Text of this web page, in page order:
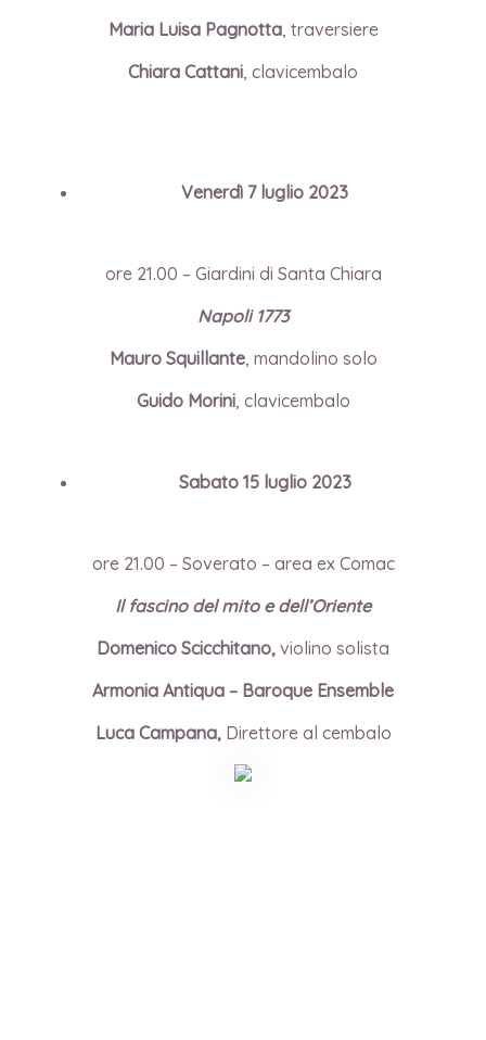
Maria Luisa Pagnotta, traversiere
Chiara Cattani, clavicembalo
Venerdì 7 luglio 2023
ore 21.00 – Giardini di Santa Chiara
Napoli 1773
Mauro Squillante, mandolino solo
Guido Morini, clavicembalo
Sabato 15 luglio 2023
ore 21.00 – Soverato – area ex Comac
Il fascino del mito e dell’Oriente
Domenico Scicchitano, violino solista
Armonia Antiqua – Baroque Ensemble
Luca Campana, Direttore al cembalo